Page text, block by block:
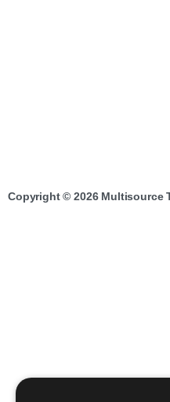
Copyright © 2026 Multisource